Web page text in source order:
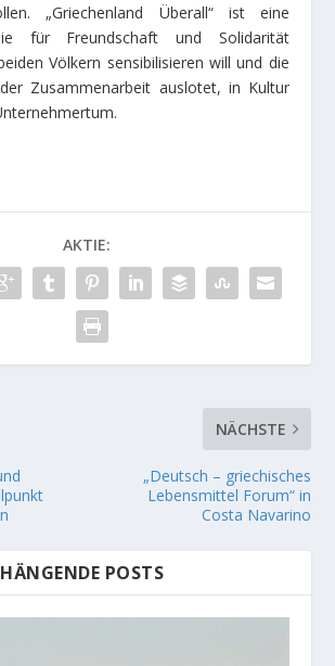
„Griechenland Überall“ ist eine
für Freundschaft und Solidarität
Völkern sensibilisieren will und die
Zusammenarbeit auslotet, in Kultur
AKTIE:
NÄCHSTE
„Deutsch – griechisches
Lebensmittel Forum“ in
Costa Navarino
POSTS